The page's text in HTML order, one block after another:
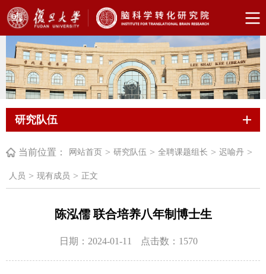
研究队伍
当前位置： 网站首页 > 研究队伍 > 全聘课题组长 > 迟喻丹 >
人员 > 现有成员 > 正文
陈泓儒 联合培养八年制博士生
日期：2024-01-11 点击数： 1570